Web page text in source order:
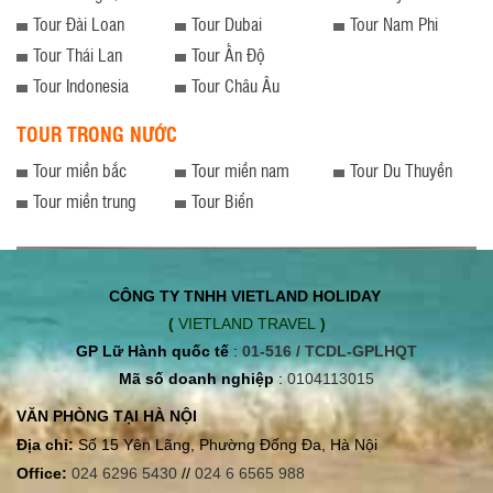
Grand Caravan 208B-EX thương hiệu
Mỹ mới nhất của chúng tôi có thể
chuyên chở đến 12 hành khách, đảm
bảo tầm nhìn tuyệt vời cho tất cả mọi
người.
Tour Đài Loan
Tour Thái Lan
Tour Indonesia
Tour Dubai
Tour Ấn Độ
Tour Châu Âu
Tour Nam Phi
TOUR TRONG NƯỚC
Tour miền bắc
Tour miền trung
Tour miền nam
Tour Biển
Tour Du Thuyền
CÔNG TY TNHH VIETLAND HOLIDAY
( VIETLAND TRAVEL)
GP Lữ Hành quốc tế : 01-516 / TCDL-GPLHQT
Mã số doanh nghiệp: 0104113015
VĂN PHÒNG TẠI HÀ NỘI
Địa chỉ:Số 15 Yên Lãng, Phường Đống Đa, Hà Nội
Office: 024 6296 5430 // 024 6 6565 988